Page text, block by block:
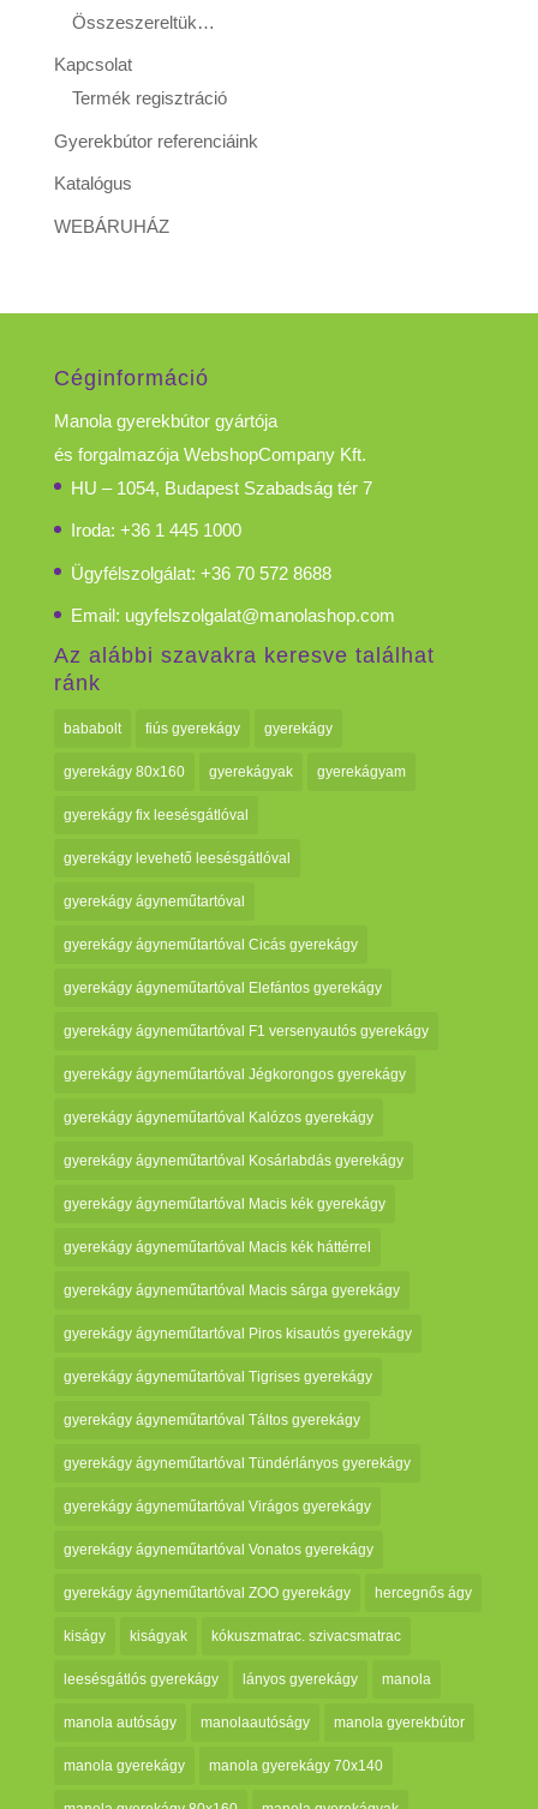
Összeszereltük…
Kapcsolat
Termék regisztráció
Gyerekbútor referenciáink
Katalógus
WEBÁRUHÁZ
Céginformáció
Manola gyerekbútor gyártója
és forgalmazója WebshopCompany Kft.
HU – 1054, Budapest Szabadság tér 7
Iroda: +36 1 445 1000
Ügyfélszolgálat: +36 70 572 8688
Email: ugyfelszolgalat@manolashop.com
Az alábbi szavakra keresve találhat
ránk
bababolt fiús gyerekágy gyerekágy
gyerekágy 80x160 gyerekágyak gyerekágyam
gyerekágy fix leesésgátlóval
gyerekágy levehető leesésgátlóval
gyerekágy ágyneműtartóval
gyerekágy ágyneműtartóval Cicás gyerekágy
gyerekágy ágyneműtartóval Elefántos gyerekágy
gyerekágy ágyneműtartóval F1 versenyautós gyerekágy
gyerekágy ágyneműtartóval Jégkorongos gyerekágy
gyerekágy ágyneműtartóval Kalózos gyerekágy
gyerekágy ágyneműtartóval Kosárlabdás gyerekágy
gyerekágy ágyneműtartóval Macis kék gyerekágy
gyerekágy ágyneműtartóval Macis kék háttérrel
gyerekágy ágyneműtartóval Macis sárga gyerekágy
gyerekágy ágyneműtartóval Piros kisautós gyerekágy
gyerekágy ágyneműtartóval Tigrises gyerekágy
gyerekágy ágyneműtartóval Táltos gyerekágy
gyerekágy ágyneműtartóval Tündérlányos gyerekágy
gyerekágy ágyneműtartóval Virágos gyerekágy
gyerekágy ágyneműtartóval Vonatos gyerekágy
gyerekágy ágyneműtartóval ZOO gyerekágy hercegnős ágy
kiságy kiságyak kókuszmatrac. szivacsmatrac
leesésgátlós gyerekágy lányos gyerekágy manola
manola autóságy manolaautóságy manola gyerekbútor
manola gyerekágy manola gyerekágy 70x140